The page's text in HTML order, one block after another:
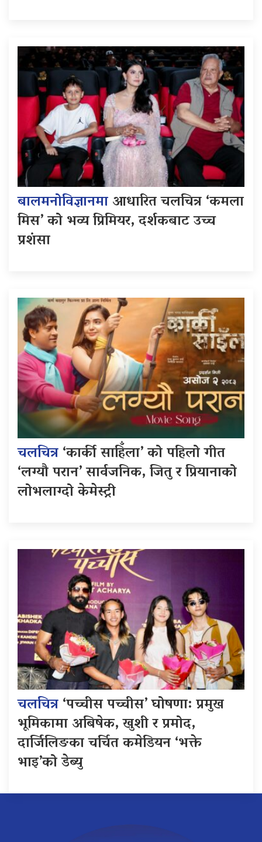
बालमनोविज्ञानमाआधारित चलचित्र ‘कमला
मिस’ को भव्य प्रिमियर, दर्शकबाट उच्च
प्रशंसा
चलचित्र‘कार्की साहिँला’ को पहिलो गीत
‘लग्यौ परान’ सार्वजनिक, जितु र प्रियानाको
लोभलाग्दो केमेस्ट्री
चलचित्र‘पच्चीस पच्चीस’ घोषणा: प्रमुख
भूमिकामा अबिषेक, खुशी र प्रमोद,
दार्जिलिङका चर्चित कमेडियन ‘भक्ते
भाइ’को डेब्यु